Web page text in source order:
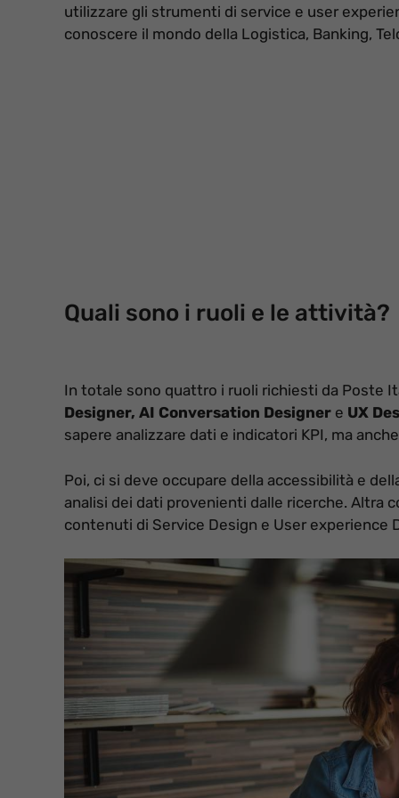
utilizzare gli strumenti di service e user
conoscere il mondo della Logistica, Banking,
Quali sono i ruoli e le attività?
In totale sono quattro i ruoli richiesti da Poste
Designer, AI Conversation Designer e UX
sapere analizzare dati e indicatori KPI, ma
Poi, ci si deve occupare della accessibilità e
analisi dei dati provenienti dalle ricerche. Altra
contenuti di Service Design e User experience